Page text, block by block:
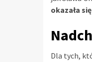
okazała
Dla tych,